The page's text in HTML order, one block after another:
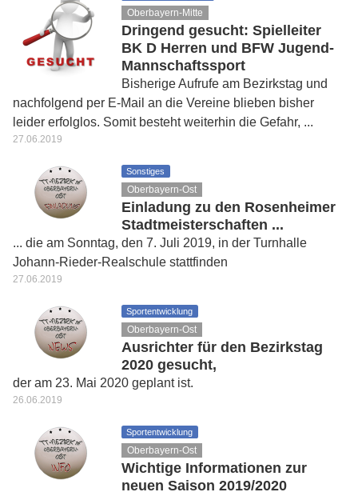
Oberbayern-Mitte
Dringend gesucht: Spielleiter
BK D Herren und BFW Jugend-
Mannschaftssport
Bisherige Aufrufe am Bezirkstag und
nachfolgend per E-Mail an die Vereine blieben bisher
leider erfolglos. Somit besteht weiterhin die Gefahr, ...
27.06.2019
Sonstiges
Oberbayern-Ost
Einladung zu den Rosenheimer
Stadtmeisterschaften ...
... die am Sonntag, den 7. Juli 2019, in der Turnhalle
Johann-Rieder-Realschule stattfinden
27.06.2019
Sportentwicklung
Oberbayern-Ost
Ausrichter für den Bezirkstag
2020 gesucht,
der am 23. Mai 2020 geplant ist.
26.06.2019
Sportentwicklung
Oberbayern-Ost
Wichtige Informationen zur
neuen Saison 2019/2020